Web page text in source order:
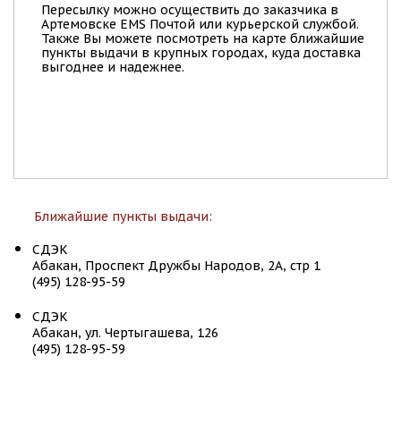
Пересылку можно осуществить до заказчика в
Артемовске EMS Почтой или курьерской службой.
Также Вы можете посмотреть на карте ближайшие
пункты выдачи в крупных городах, куда доставка
выгоднее и надежнее.
Ближайшие пункты выдачи:
СДЭК
Абакан, Проспект Дружбы Народов, 2А, стр 1
(495) 128-95-59
СДЭК
Абакан, ул. Чертыгашева, 126
(495) 128-95-59